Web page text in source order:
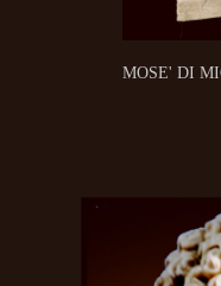
MOSE' DI